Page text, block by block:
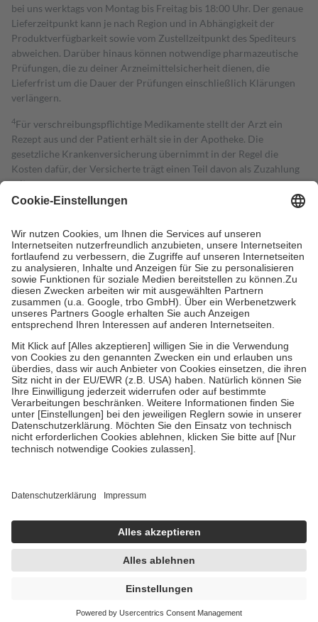
bei uns werktags von Montag bis Freitag bis 18:00 Uhr. Der genaue
Lieferzeitpunkt kann je nach Region und in Abhängigkeit der
Produktverfügbarkeit sowie vom Zustellzeitpunkt des Spediteurs
abweichen. Darüber hinaus können notwendige pharmazeutische
Prüfungen, die zu deiner Arzneimittelsicherheit dienen, die
Lieferfrist um die Dauer der Prüfungen einschließlich Klärungen
verlängern.
4Für verschreibungspflichtige Medikamente stellt der Arzt ein
Rezept aus und der Patient erhält sie in der Apotheke. Die
gesetzliche Krankenversicherung übernimmt in der Regel die
Kosten dafür, der Versicherte trägt einen Teil davon als Zuzahlung
mit.
Grundsätzlich leisten Mitglieder Zuzahlungen in Höhe von zehn
höchstens zehn Euro.
Es sind jedoch nie mehr als die tatsächlichen
Kosten der Leistung zu entrichten.
Diese Regeln gelten grundsätzlich auch für Online-Apotheken.
Bei Heilmitteln und häuslicher Krankenpflege beträgt die
Zuzahlung zehn Prozent der Kosten sowie zehn Euro je
Verordnung.
Um das Engagement der Versicherten für ihre eigene Gesundheit zu
stärken und die besondere Stellung der Familie zu unterstützen,
fallenkeine Zuzahlungenan bei:
• Kindern und Jugendlichen bis zum vollendeten 18. Lebensjahr
mit Ausnahme der Fahrkosten
• Untersuchungen zur Vorsorge und Früherkennung, die von der
GKV getragen werden
• empfohlenen Schutzimpfungen
• Harn- und Blutteststreifen
getroffen, um sicherzustellen, dass es sich um echte Bewertungen
https://help.etrusted.com/hc/de/articles/4419944605341
Einige Bilder und Inhalte wurden unter Zuhilfenahme künstlicher